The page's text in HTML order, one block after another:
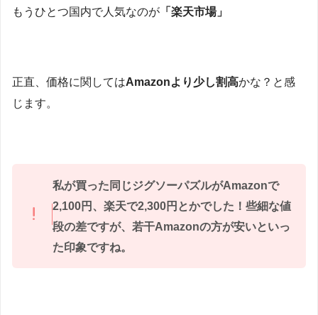
もうひとつ国内で人気なのが 「楽天市場」
正直、価格に関してはAmazonより少し割高かな？と感
じます。
私が買った同じジグソーパズルがAmazonで
2,100円、楽天で2,300円とかでした！些細な値
段の差ですが、若干Amazonの方が安いといっ
た印象ですね。